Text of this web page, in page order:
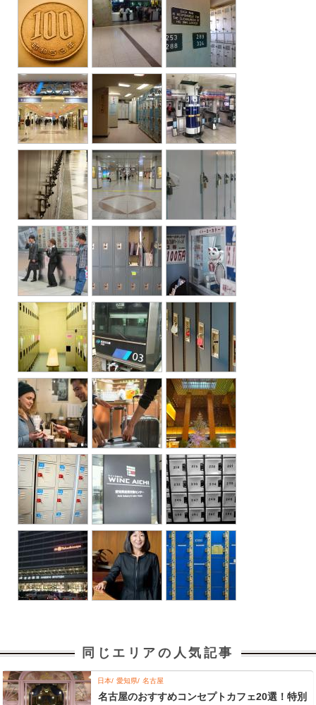
同じエリアの人気記事
日本 愛知県 名古屋
名古屋のおすすめコンセプトカフェ20選！特別